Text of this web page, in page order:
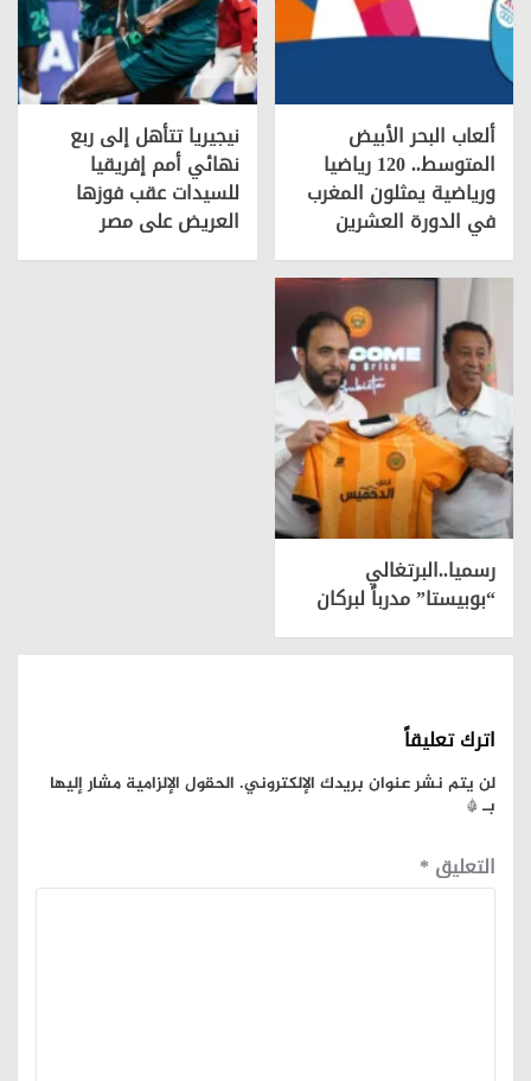
ألعاب البحر الأبيض
المتوسط.. 120 رياضيا
ورياضية يمثلون المغرب
في الدورة العشرين
نيجيريا تتأهل إلى ربع
نهائي أمم إفريقيا
للسيدات عقب فوزها
العريض على مصر
رسميا..البرتغالي
“بوبيستا” مدرباً لبركان
اترك تعليقاً
لن يتم نشر عنوان بريدك الإلكتروني. الحقول الإلزامية مشار إليها
بـ*
التعليق *